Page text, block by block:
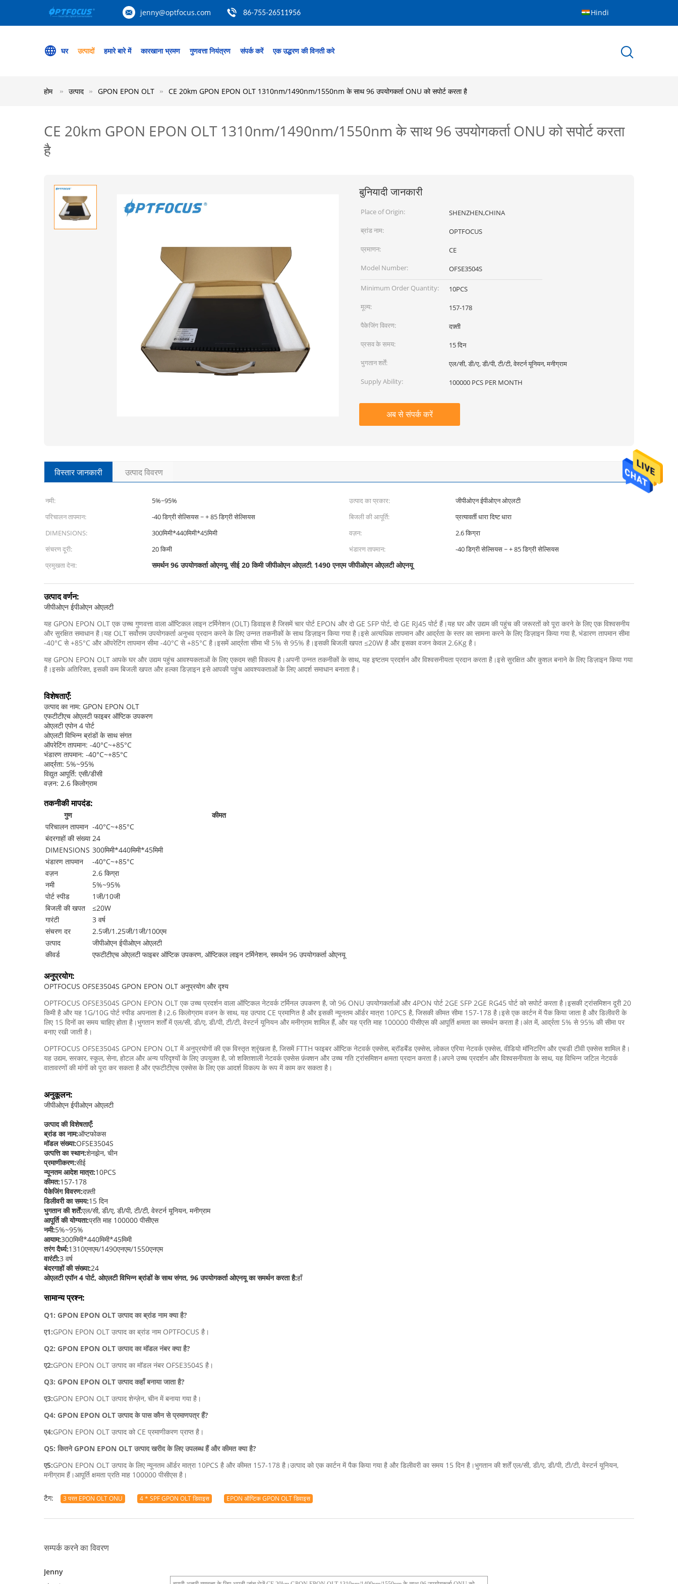
jenny@optfocus.com 86-755-26511956 Hindi
घर उत्पादों हमारे बारे में कारखाना भ्रमण गुणवत्ता नियंत्रण संपर्क करें एक उद्धरण की विनती करे
होम उत्पाद GPON EPON OLT CE 20km GPON EPON OLT 1310nm/1490nm/1550nm के साथ 96 उपयोगकर्ता ONU को सपोर्ट करता है
CE 20km GPON EPON OLT 1310nm/1490nm/1550nm के साथ 96 उपयोगकर्ता ONU को सपोर्ट करता
है
बुनियादी जानकारी
Place of Origin:
SHENZHEN,CHINA
ब्रांड नाम:
OPTFOCUS
प्रमाणन:
CE
Model Number:
OFSE3504S
Minimum Order Quantity:
10PCS
मूल्य:
157-178
पैकेजिंग विवरण:
दफ़्ती
प्रसव के समय:
15 दिन
भुगतान शर्तें:
एल/सी, डी/ए, डी/पी, टी/टी, वेस्टर्न यूनियन, मनीग्राम
Supply Ability:
100000 PCS PER MONTH
अब से संपर्क करें
विस्तार जानकारी उत्पाद विवरण
नमी: 5%~95% उत्पाद का प्रकार:
जीपीओएन ईपीओएन ओएलटी
परिचालन तापमान:
-40 डिग्री सेल्सियस ~ + 85 डिग्री सेल्सियस बिजली की आपूर्ति:
प्रत्यावर्ती धारा दिष्ट धारा
DIMENSIONS:
300मिमी*440मिमी*45मिमी वज़न:
2.6 किग्रा
संचरण दूरी:
20 किमी भंडारण तापमान:
-40 डिग्री सेल्सियस ~ + 85 डिग्री सेल्सियस
प्रमुखता देना:
समर्थन 96 उपयोगकर्ता ओएनयू,सीई 20 किमी जीपीओएन ओएलटी, 1490 एनएम जीपीओएन ओएलटी ओएनयू
उत्पाद वर्णन:
जीपीओएन ईपीओएन ओएलटी
यह GPON EPON OLT एक उच्च गुणवत्ता वाला ऑप्टिकल लाइन टर्मिनेशन (OLT) डिवाइस है जिसमें चार पोर्ट EPON और दो GE SFP पोर्ट, दो GE RJ45 पोर्ट हैं।यह घर और उद्यम की पहुंच की जरूरतों को पूरा करने के लिए एक विश्वसनीय
और सुरक्षित समाधान है।यह OLT सर्वोत्तम उपयोगकर्ता अनुभव प्रदान करने के लिए उन्नत तकनीकों के साथ डिज़ाइन किया गया है।इसे अत्यधिक तापमान और आर्द्रता के स्तर का सामना करने के लिए डिज़ाइन किया गया है, भंडारण तापमान सीमा
-40°C से +85°C और ऑपरेटिंग तापमान सीमा -40°C से +85°C है।इसमें आर्द्रता सीमा भी 5% से 95% है।इसकी बिजली खपत ≤20W है और इसका वजन केवल 2.6Kg है।
यह GPON EPON OLT आपके घर और उद्यम पहुंच आवश्यकताओं के लिए एकदम सही विकल्प है।अपनी उन्नत तकनीकों के साथ, यह इष्टतम प्रदर्शन और विश्वसनीयता प्रदान करता है।इसे सुरक्षित और कुशल बनाने के लिए डिज़ाइन किया गया
है।इसके अतिरिक्त, इसकी कम बिजली खपत और हल्का डिज़ाइन इसे आपकी पहुंच आवश्यकताओं के लिए आदर्श समाधान बनाता है।
विशेषताएँ:
उत्पाद का नाम: GPON EPON OLT
एफटीटीएच ओएलटी फाइबर ऑप्टिक उपकरण
ओएलटी एपोन 4 पोर्ट
ओएलटी विभिन्न ब्रांडों के साथ संगत
ऑपरेटिंग तापमान: -40°C~+85°C
भंडारण तापमान: -40°C~+85°C
आर्द्रता: 5%~95%
विद्युत आपूर्ति: एसी/डीसी
वज़न: 2.6 किलोग्राम
तकनीकी मापदंड:
गुण
कीमत
परिचालन तापमान -40°C~+85°C
बंदरगाहों की संख्या 24
DIMENSIONS 300मिमी*440मिमी*45मिमी
भंडारण तापमान
-40°C~+85°C
वज़न
2.6 किग्रा
नमी
5%~95%
पोर्ट स्पीड
1जी/10जी
बिजली की खपत
≤20W
गारंटी
3 वर्ष
संचरण दर
2.5जी/1.25जी/1जी/100एम
उत्पाद
जीपीओएन ईपीओएन ओएलटी
कीवर्ड
एफटीटीएच ओएलटी फाइबर ऑप्टिक उपकरण, ऑप्टिकल लाइन टर्मिनेशन, समर्थन 96 उपयोगकर्ता ओएनयू
अनुप्रयोग:
OPTFOCUS OFSE3504S GPON EPON OLT अनुप्रयोग और दृश्य
OPTFOCUS OFSE3504S GPON EPON OLT एक उच्च प्रदर्शन वाला ऑप्टिकल नेटवर्क टर्मिनल उपकरण है, जो 96 ONU उपयोगकर्ताओं और 4PON पोर्ट 2GE SFP 2GE RG45 पोर्ट को सपोर्ट करता है।इसकी ट्रांसमिशन दूरी 20
किमी है और यह 1G/10G पोर्ट स्पीड अपनाता है।2.6 किलोग्राम वजन के साथ, यह उत्पाद CE प्रमाणित है और इसकी न्यूनतम ऑर्डर मात्रा 10PCS है, जिसकी कीमत सीमा 157-178 है।इसे एक कार्टन में पैक किया जाता है और डिलीवरी के
लिए 15 दिनों का समय चाहिए होता है।भुगतान शर्तों में एल/सी, डी/ए, डी/पी, टी/टी, वेस्टर्न यूनियन और मनीग्राम शामिल हैं, और यह प्रति माह 100000 पीसीएस की आपूर्ति क्षमता का समर्थन करता है।अंत में, आर्द्रता 5% से 95% की सीमा पर
बनाए रखी जाती है।
OPTFOCUS OFSE3504S GPON EPON OLT में अनुप्रयोगों की एक विस्तृत श्रृंखला है, जिसमें FTTH फाइबर ऑप्टिक नेटवर्क एक्सेस, ब्रॉडबैंड एक्सेस, लोकल एरिया नेटवर्क एक्सेस, वीडियो मॉनिटरिंग और एचडी टीवी एक्सेस शामिल है।
यह उद्यम, सरकार, स्कूल, सेना, होटल और अन्य परिदृश्यों के लिए उपयुक्त है, जो शक्तिशाली नेटवर्क एक्सेस फ़ंक्शन और उच्च गति ट्रांसमिशन क्षमता प्रदान करता है।अपने उच्च प्रदर्शन और विश्वसनीयता के साथ, यह विभिन्न जटिल नेटवर्क
वातावरणों की मांगों को पूरा कर सकता है और एफटीटीएच एक्सेस के लिए एक आदर्श विकल्प के रूप में काम कर सकता है।
अनुकूलन:
जीपीओएन ईपीओएन ओएलटी
उत्पाद की विशेषताएँ:
ब्रांड का नाम:ऑप्टफोकस
मॉडल संख्या:OFSE3504S
उत्पत्ति का स्थान:शेनझेन, चीन
प्रमाणीकरण:सीई
न्यूनतम आदेश मात्रा:10PCS
कीमत:157-178
पैकेजिंग विवरण:दफ़्ती
डिलीवरी का समय:15 दिन
भुगतान की शर्तें:एल/सी, डी/ए, डी/पी, टी/टी, वेस्टर्न यूनियन, मनीग्राम
आपूर्ति की योग्यता:प्रति माह 100000 पीसीएस
नमी:5%~95%
आयाम:300मिमी*440मिमी*45मिमी
तरंग दैर्ध्य:1310एनएम/1490एनएम/1550एनएम
वारंटी:3 वर्ष
बंदरगाहों की संख्या:24
ओएलटी एपॉन 4 पोर्ट, ओएलटी विभिन्न ब्रांडों के साथ संगत, 96 उपयोगकर्ता ओएनयू का समर्थन करता है:हाँ
सामान्य प्रश्न:
Q1: GPON EPON OLT उत्पाद का ब्रांड नाम क्या है?
ए1:GPON EPON OLT उत्पाद का ब्रांड नाम OPTFOCUS है।
Q2: GPON EPON OLT उत्पाद का मॉडल नंबर क्या है?
ए2:GPON EPON OLT उत्पाद का मॉडल नंबर OFSE3504S है।
Q3: GPON EPON OLT उत्पाद कहाँ बनाया जाता है?
ए3:GPON EPON OLT उत्पाद शेन्ज़ेन, चीन में बनाया गया है।
Q4: GPON EPON OLT उत्पाद के पास कौन से प्रमाणपत्र हैं?
ए4:GPON EPON OLT उत्पाद को CE प्रमाणीकरण प्राप्त है।
Q5: कितने GPON EPON OLT उत्पाद खरीद के लिए उपलब्ध हैं और कीमत क्या है?
ए5:GPON EPON OLT उत्पाद के लिए न्यूनतम ऑर्डर मात्रा 10PCS है और कीमत 157-178 है।उत्पाद को एक कार्टन में पैक किया गया है और डिलीवरी का समय 15 दिन है।भुगतान की शर्तें एल/सी, डी/ए, डी/पी, टी/टी, वेस्टर्न यूनियन,
मनीग्राम हैं।आपूर्ति क्षमता प्रति माह 100000 पीसीएस है।
टैग: 3 परत EPON OLT ONU 4 * SPF GPON OLT डिवाइस EPON ऑप्टिक GPON OLT डिवाइस
सम्पर्क करने का विवरण
Jenny